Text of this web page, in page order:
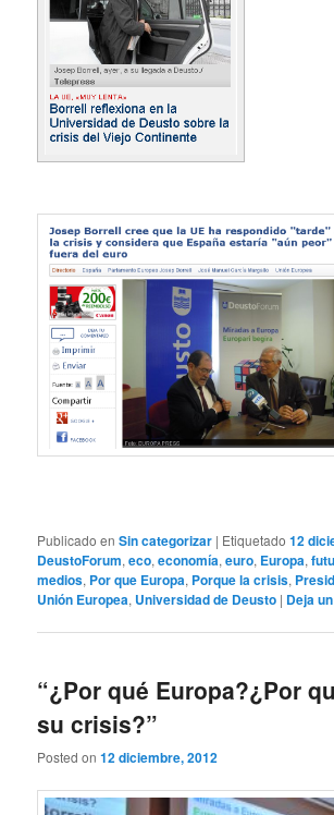
Publicado en Sin categorizar | Etiquetado 12
DeustoForum,eco,economía,euro, Europa,
medios, Por que Europa, Porque la crisis,
Unión Europea, Universidad de Deusto | Deja
“¿Por qué Europa?¿Por
su crisis?”
Posted on12 diciembre, 2012